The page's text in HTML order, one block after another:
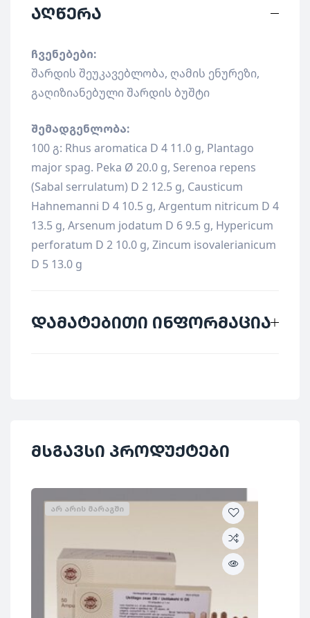
აღწერა
ჩვენებები:
შარდის შეუკავებლობა, ღამის ენურეზი,
გაღიზიანებული შარდის ბუშტი
შემადგენლობა:
100 გ: Rhus aromatica D 4 11.0 g, Plantago
major spag. Peka Ø 20.0 g, Serenoa repens
(Sabal serrulatum) D 2 12.5 g, Causticum
Hahnemanni D 4 10.5 g, Argentum nitricum D 4
13.5 g, Arsenum jodatum D 6 9.5 g, Hypericum
perforatum D 2 10.0 g, Zincum isovalerianicum
D 5 13.0 g
დამატებითი ინფორმაცია
კატეგორია
პრეპარატები
მოცულობა 50 მლ
მსგავსი პროდუქტები
ᲐᲠ ᲐᲠᲘᲡ ᲛᲐᲠᲐᲒᲨᲘ